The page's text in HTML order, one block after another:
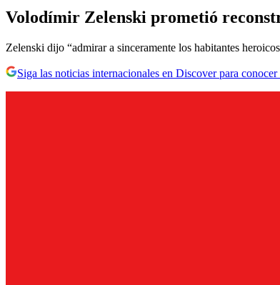
Volodímir Zelenski prometió
Zelenski dijo “admirar a sinceramente los habitantes
Siga las noticias internacionales en Discover para